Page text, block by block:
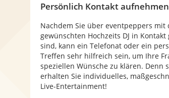
Persönlich Kontakt aufnehmen
Nachdem Sie über eventpeppers mit
gewünschten Hochzeits DJ in Kontakt
sind, kann ein Telefonat oder ein
Treffen sehr hilfreich sein, um Ihre
speziellen Wünsche zu klären. Denn
erhalten Sie individuelles,
Live-Entertainment!